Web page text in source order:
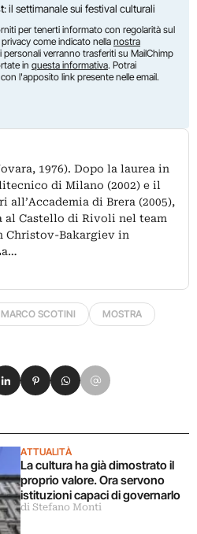
: il settimanale sui festival culturali
per tenerti informato con regolarità sul
come indicato nella nostra
verranno trasferiti su MailChimp
in questa informativa. Potrai
l'apposito link presente nelle email.
1976). Dopo la laurea in
di Milano (2002) e il
all’Accademia di Brera (2005),
al Castello di Rivoli nel team
Christov-Bakargiev in
MARCO SCOTINI
MOSTRA
ATTUALITÀ
La cultura ha già dimostrato il
proprio valore. Ora servono
istituzioni capaci di governarlo
di Stefano Monti
Facebook
su Xsu LinkedIn
Condividi su Pinterest
Condividi su WhatsApp
Condividi su Email